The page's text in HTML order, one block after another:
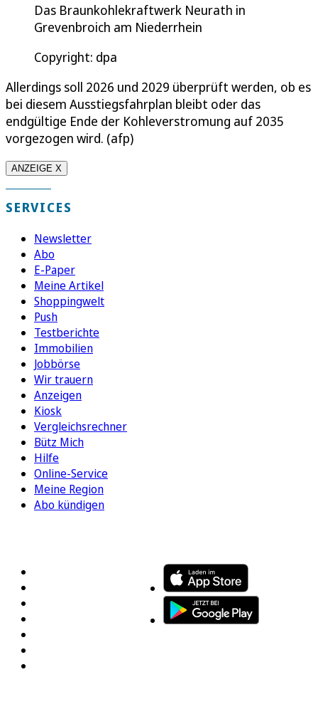
Das Braunkohlekraftwerk Neurath in
Grevenbroich am Niederrhein
Copyright: dpa
Allerdings soll 2026 und 2029 überprüft werden, ob es
bei diesem Ausstiegsfahrplan bleibt oder das
endgültige Ende der Kohleverstromung auf 2035
vorgezogen wird. (afp)
ANZEIGE X
SERVICES
Newsletter
Abo
E-Paper
Meine Artikel
Shoppingwelt
Push
Testberichte
Immobilien
Jobbörse
Wir trauern
Anzeigen
Kiosk
Vergleichsrechner
Bütz Mich
Hilfe
Online-Service
Meine Region
Abo kündigen